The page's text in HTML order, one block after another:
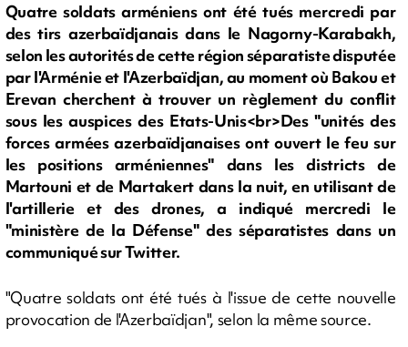
Quatre soldats arméniens ont été tués mercredi par
des tirs azerbaïdjanais dans le Nagorny-Karabakh,
selon les autorités de cette région séparatiste disputée
par l'Arménie et l'Azerbaïdjan, au moment où Bakou et
Erevan cherchent à trouver un règlement du conflit
sous les auspices des Etats-Unis<br>Des "unités des
forces armées azerbaïdjanaises ont ouvert le feu sur
les positions arméniennes" dans les districts de
Martouni et de Martakert dans la nuit, en utilisant de
l'artillerie et des drones, a indiqué mercredi le
"ministère de la Défense" des séparatistes dans un
communiqué sur Twitter.
"Quatre soldats ont été tués à l'issue de cette nouvelle
provocation de l'Azerbaïdjan", selon la même source.